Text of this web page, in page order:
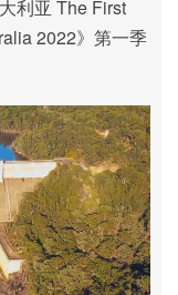
利亚 The First
2022》第一季